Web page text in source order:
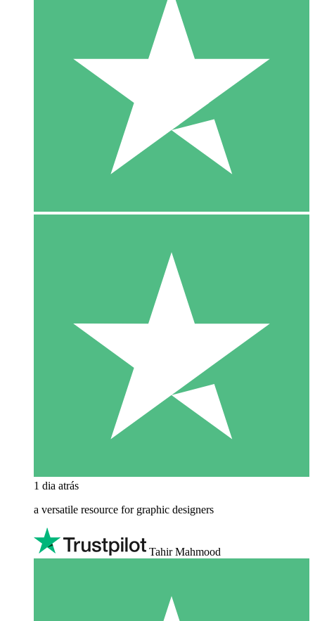
1 dia atrás
a versatile resource for graphic designers
Tahir Mahmood